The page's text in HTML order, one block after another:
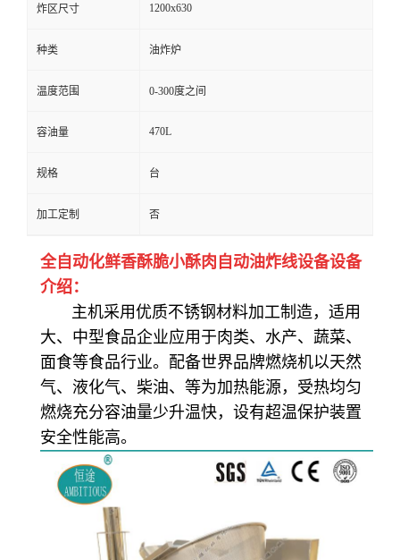
炸区尺寸 1200x630
种类 油炸炉
温度范围 0-300度之间
容油量 470L
规格 台
加工定制 否
全自动化鲜香酥脆小酥肉自动油炸线设备设备
介绍：
主机采用优质不锈钢材料加工制造， 适用
大、中型食品企业应用于肉类、水产、蔬菜、
面食等食品行业。配备世界品牌燃烧机以天然
气、液化气、柴油、 等为加热能源， 受热均匀
燃烧充分容油量少升温快，设有超温保护装置
安全性能高。